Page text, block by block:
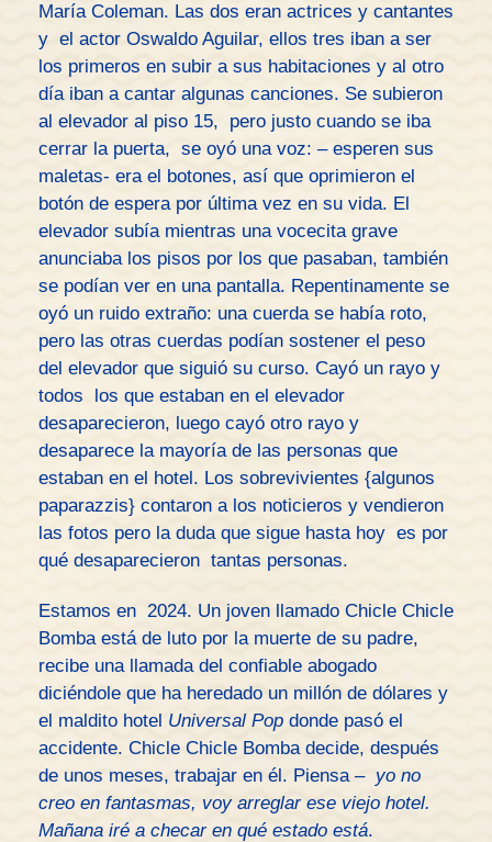
María Coleman. Las dos eran actrices y cantantes
y el actor Oswaldo Aguilar, ellos tres iban a ser
los primeros en subir a sus habitaciones y al otro
día iban a cantar algunas canciones. Se subieron
al elevador al piso 15, pero justo cuando se iba
cerrar la puerta, se oyó una voz: – esperen sus
maletas- era el botones, así que oprimieron el
botón de espera por última vez en su vida. El
elevador subía mientras una vocecita grave
anunciaba los pisos por los que pasaban, también
se podían ver en una pantalla. Repentinamente se
oyó un ruido extraño: una cuerda se había roto,
pero las otras cuerdas podían sostener el peso
del elevador que siguió su curso. Cayó un rayo y
todos los que estaban en el elevador
desaparecieron, luego cayó otro rayo y
desaparece la mayoría de las personas que
estaban en el hotel. Los sobrevivientes {algunos
paparazzis} contaron a los noticieros y vendieron
las fotos pero la duda que sigue hasta hoy es por
qué desaparecieron tantas personas.
Estamos en 2024. Un joven llamado Chicle Chicle
Bomba está de luto por la muerte de su padre,
recibe una llamada del confiable abogado
diciéndole que ha heredado un millón de dólares y
el maldito hotel Universal Pop donde pasó el
accidente. Chicle Chicle Bomba decide, después
de unos meses, trabajar en él. Piensa – yo no
creo en fantasmas, voy arreglar ese viejo hotel.
Mañana iré a checar en qué estado está.